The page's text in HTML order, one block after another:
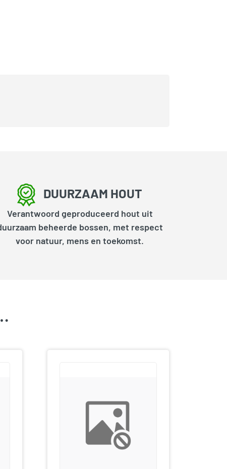
DUURZAAM HOUT
Verantwoord geproduceerd hout uit
beheerde bossen, met respect
voor natuur, mens en toekomst.